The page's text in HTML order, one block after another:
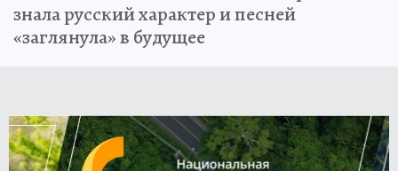
знала русский характер и песней
«заглянула» в будущее